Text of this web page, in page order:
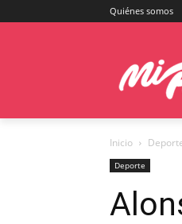
Quiénes somos
Inicio
Deporte